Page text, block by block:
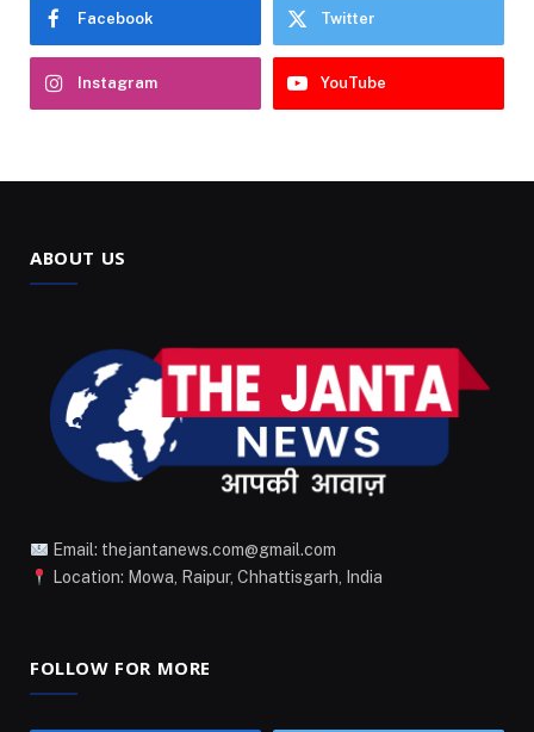
Facebook Twitter
Instagram YouTube
ABOUT US
Email: thejantanews.com@gmail.com
Location: Mowa, Raipur, Chhattisgarh, India
FOLLOW FOR MORE